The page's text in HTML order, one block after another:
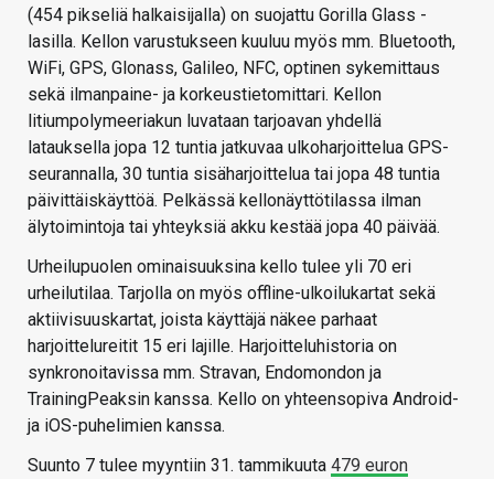
(454 pikseliä halkaisijalla) on suojattu Gorilla Glass -
lasilla. Kellon varustukseen kuuluu myös mm. Bluetooth,
WiFi, GPS, Glonass, Galileo, NFC, optinen sykemittaus
sekä ilmanpaine- ja korkeustietomittari. Kellon
litiumpolymeeriakun luvataan tarjoavan yhdellä
latauksella jopa 12 tuntia jatkuvaa ulkoharjoittelua GPS-
seurannalla, 30 tuntia sisäharjoittelua tai jopa 48 tuntia
päivittäiskäyttöä. Pelkässä kellonäyttötilassa ilman
älytoimintoja tai yhteyksiä akku kestää jopa 40 päivää.
Urheilupuolen ominaisuuksina kello tulee yli 70 eri
urheilutilaa. Tarjolla on myös offline-ulkoilukartat sekä
aktiivisuuskartat, joista käyttäjä näkee parhaat
harjoittelureitit 15 eri lajille. Harjoitteluhistoria on
synkronoitavissa mm. Stravan, Endomondon ja
TrainingPeaksin kanssa. Kello on yhteensopiva Android-
ja iOS-puhelimien kanssa.
Suunto 7 tulee myyntiin 31. tammikuuta 479 euron